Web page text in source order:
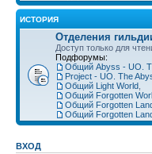
ИСТОРИЯ
Отделения
Доступ только для
Подфорумы:
Общий Abyss - UO.
Project - UO. The
Общий Light World
Общий Forgotten
Общий Forgotten
Общий Forgotten
ВХОД